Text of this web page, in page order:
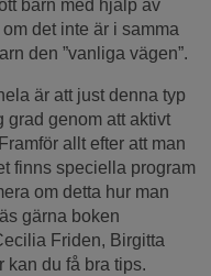
barn med hjälp av
det inte är i samma
den ”vanliga vägen”.
är att just denna typ
grad genom att aktivt
allt efter att man
finns speciella program
om detta hur man
gärna boken
Friden, Birgitta
kan du få bra tips.